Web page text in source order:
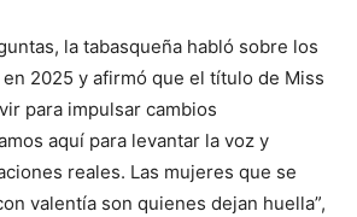
la tabasqueña habló sobre los
2025 y afirmó que el título de Miss
para impulsar cambios
aquí para levantar la voz y
reales. Las mujeres que se
valentía son quienes dejan huella”,